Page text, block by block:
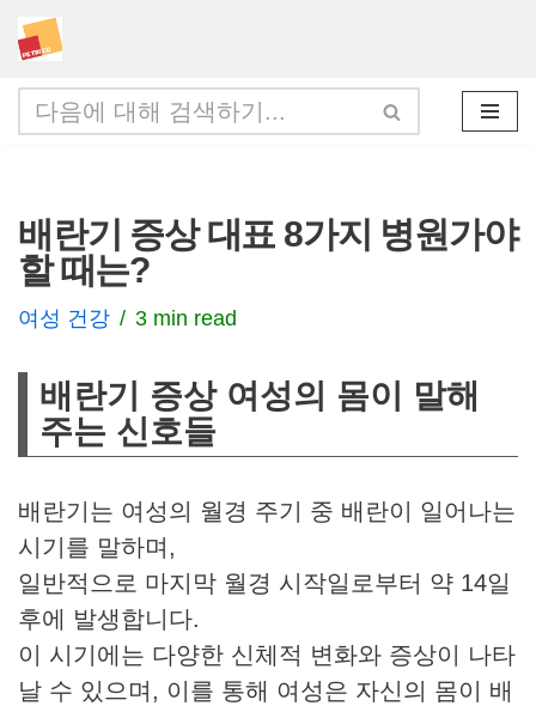
콘
텐
츠
너
뛰
기
배란기 증상 대표 8가지 병원가야
할 때는?
여성 건강 3 min read
배란기 증상 여성의 몸이 말해
주는 신호들
배란기는 여성의 월경 주기 중 배란이 일어나는
시기를 말하며,
일반적으로 마지막 월경 시작일로부터 약 14일
후에 발생합니다.
이 시기에는 다양한 신체적 변화와 증상이 나타
날 수 있으며, 이를 통해 여성은 자신의 몸이 배